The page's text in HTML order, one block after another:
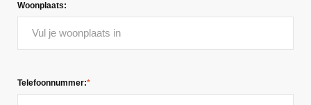
Woonplaats:
Telefoonnummer:*